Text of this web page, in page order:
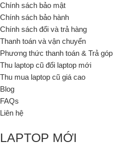
Chính sách bảo mật
Chính sách bảo hành
Chính sách đổi và trả hàng
Thanh toán và vận chuyển
Phương thức thanh toán & Trả góp
Thu laptop cũ đổi laptop mới
Thu mua laptop cũ giá cao
Blog
FAQs
Liên hệ
LAPTOP MỚI